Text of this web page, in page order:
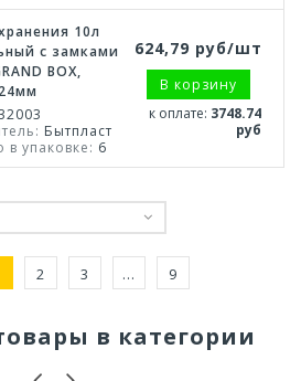
10л
с замками
BOX,
Бытпласт
в упаковке: 6
624,79 руб/шт
В корзину
к оплате: 3748.74
руб
2 3 ... 9
в категории